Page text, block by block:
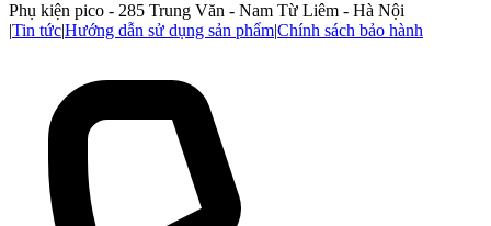
Phụ kiện pico - 285 Trung Văn - Nam Từ Liêm - Hà Nội
|Tin tức|Hướng dẫn sử dụng sản phẩm|Chính sách bảo hành